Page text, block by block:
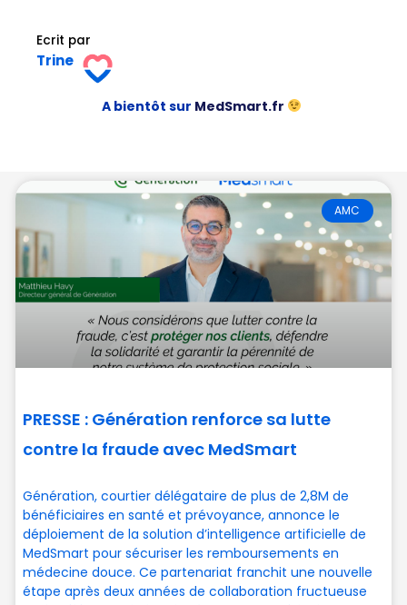
Ecrit par
Trine
A bientôt sur MedSmart.fr
AMC
PRESSE : Génération renforce sa lutte
contre la fraude avec MedSmart
Génération, courtier délégataire de plus de 2,8M de
bénéficiaires en santé et prévoyance, annonce le
déploiement de la solution d’intelligence artificielle de
MedSmart pour sécuriser les remboursements en
médecine douce. Ce partenariat franchit une nouvelle
étape après deux années de collaboration fructueuse